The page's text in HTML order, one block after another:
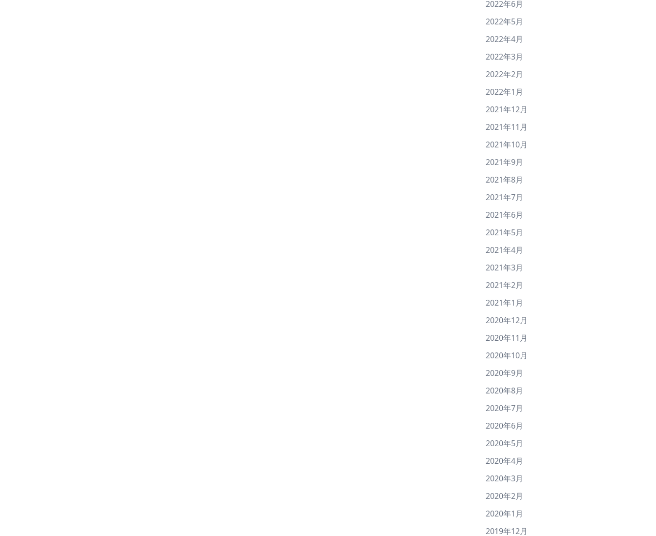
2022年6月
2022年5月
2022年4月
2022年3月
2022年2月
2022年1月
2021年12月
2021年11月
2021年10月
2021年9月
2021年8月
2021年7月
2021年6月
2021年5月
2021年4月
2021年3月
2021年2月
2021年1月
2020年12月
2020年11月
2020年10月
2020年9月
2020年8月
2020年7月
2020年6月
2020年5月
2020年4月
2020年3月
2020年2月
2020年1月
2019年12月